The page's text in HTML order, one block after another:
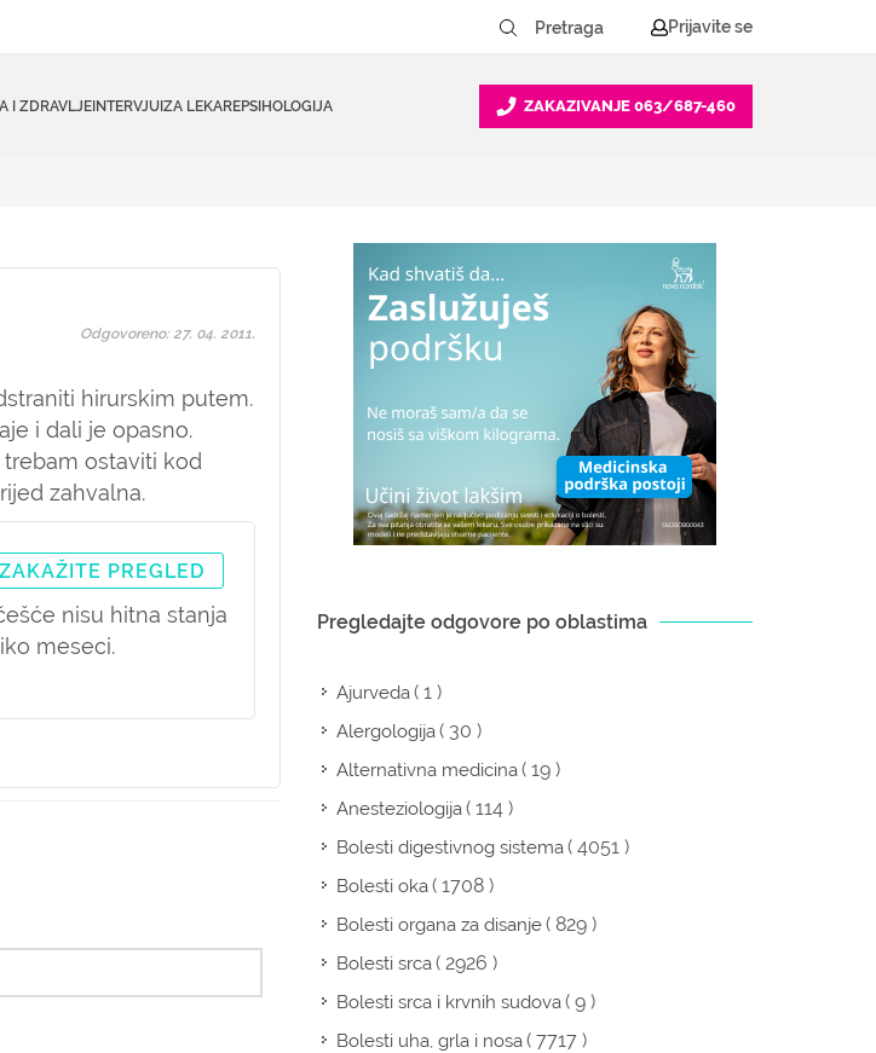
Prijavite se
I ZDRAVLJEINTERVJUIZA LEKAREPSIHOLOGIJA ZAKAZIVANJE 063/687-460
hirurskim putem.
i dali je opasno.
ostaviti kod
zahvalna.
Odgovoreno: 27. 04. 2011.
ZAKAŽITE PREGLED
nisu hitna stanja
meseci.
Pregledajte odgovore po oblastima
Ajurveda( 1 )
Alergologija( 30 )
Alternativna medicina( 19 )
Anesteziologija( 114 )
Bolesti digestivnog sistema( 4051 )
Bolesti oka( 1708 )
Bolesti organa za disanje( 829 )
Bolesti srca( 2926 )
Bolesti srca i krvnih sudova( 9 )
Bolesti uha, grla i nosa( 7717 )